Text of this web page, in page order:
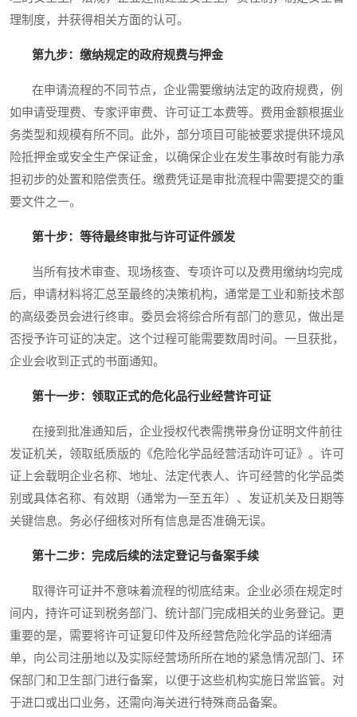
理制度，并获得相关方面的认可。
第九步：缴纳规定的政府规费与押金
在申请流程的不同节点，企业需要缴纳法定的政府规费，例
如申请受理费、专家评审费、许可证工本费等。费用金额根据业
务类型和规模有所不同。此外，部分项目可能被要求提供环境风
险抵押金或安全生产保证金，以确保企业在发生事故时有能力承
担初步的处置和赔偿责任。缴费凭证是审批流程中需要提交的重
要文件之一。
第十步：等待最终审批与许可证件颁发
当所有技术审查、现场核查、专项许可以及费用缴纳均完成
后，申请材料将汇总至最终的决策机构，通常是工业和新技术部
的高级委员会进行终审。委员会将综合所有部门的意见，做出是
否授予许可证的决定。这个过程可能需要数周时间。一旦获批，
企业会收到正式的书面通知。
第十一步：领取正式的危化品行业经营许可证
在接到批准通知后，企业授权代表需携带身份证明文件前往
发证机关，领取纸质版的《危险化学品经营活动许可证》。许可
证上会载明企业名称、地址、法定代表人、许可经营的化学品类
别或具体名称、有效期（通常为一至五年）、发证机关及日期等
关键信息。务必仔细核对所有信息是否准确无误。
第十二步：完成后续的法定登记与备案手续
取得许可证并不意味着流程的彻底结束。企业必须在规定时
间内，持许可证到税务部门、统计部门完成相关的业务登记。更
重要的是，需要将许可证复印件及所经营危险化学品的详细清
单，向公司注册地以及实际经营场所所在地的紧急情况部门、环
保部门和卫生部门进行备案，以便于这些机构实施日常监管。对
于进口或出口业务，还需向海关进行特殊商品备案。